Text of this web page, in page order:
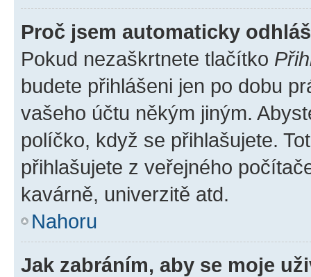
Proč jsem automaticky
Pokud nezaškrtnete tlačítko
budete přihlášeni jen po dobu
vašeho účtu někým jiným.
políčko, když se přihlašujete.
přihlašujete z veřejného
kavárně, univerzitě atd.
Nahoru
Jak zabráním, aby se moje